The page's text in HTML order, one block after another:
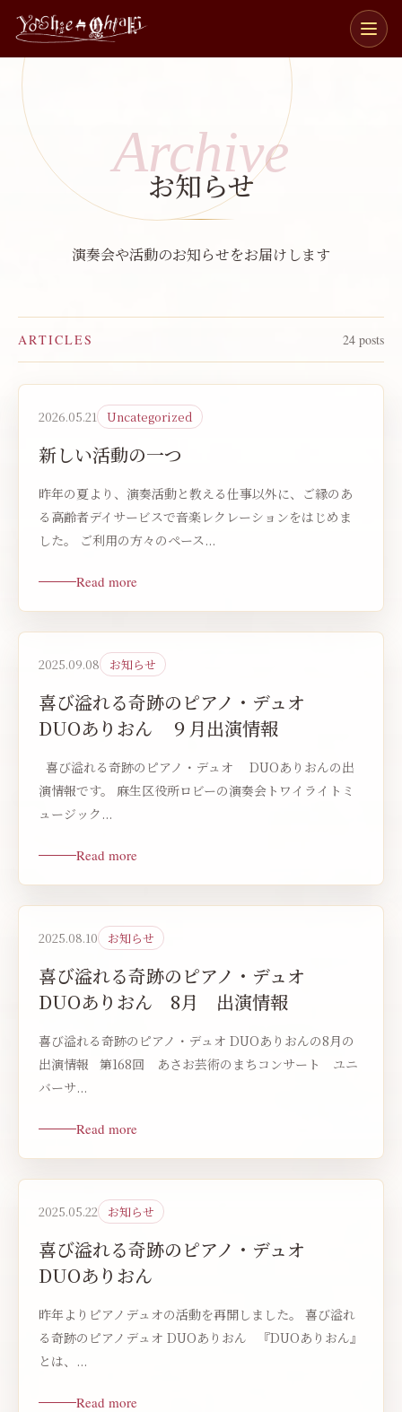
メ
ニ
ピアノと管楽五重奏団 織笛
ゼクステット 魅生瑞
Archive
お知らせ
演奏会や活動のお知らせをお届けします
ARTICLES 24 posts
2026.05.21 Uncategorized
新しい活動の一つ
昨年の夏より、演奏活動と教える仕事以外に、ご縁のあ
る高齢者デイサービスで音楽レクレーションをはじめま
した。 ご利用の方々のペース...
Read more
2025.09.08 お知らせ
喜び溢れる奇跡のピアノ・デュオ
DUOありおん ９月出演情報
喜び溢れる奇跡のピアノ・デュオ DUOありおんの出
演情報です。 麻生区役所ロビーの演奏会トワイライトミ
ュージック...
Read more
2025.08.10 お知らせ
喜び溢れる奇跡のピアノ・デュオ
DUOありおん 8月 出演情報
喜び溢れる奇跡のピアノ・デュオ DUOありおんの8月の
出演情報 第168回 あさお芸術のまちコンサート ユニ
バーサ...
Read more
2025.05.22 お知らせ
喜び溢れる奇跡のピアノ・デュオ
DUOありおん
昨年よりピアノデュオの活動を再開しました。 喜び溢れ
る奇跡のピアノデュオ DUOありおん 『DUOありおん』
とは、...
Read more